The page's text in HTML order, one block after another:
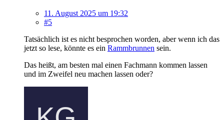
11. August 2025 um 19:32
#5
Tatsächlich ist es nicht besprochen worden, aber wenn ich das
jetzt so lese, könnte es ein Rammbrunnen sein.
Das heißt, am besten mal einen Fachmann kommen lassen
und im Zweifel neu machen lassen oder?